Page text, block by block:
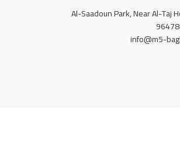
Al-Saadoun Park, Near Al-Taj